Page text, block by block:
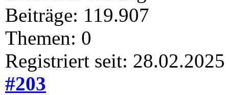
Beiträge: 119.907
Themen: 0
Registriert seit: 28.02.2025
#203